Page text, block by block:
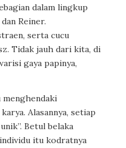
dalam lingkup
Reiner.
serta cucu
Tidak jauh dari kita, di
gaya papinya,
menghendaki
Alasannya, setiap
Betul belaka
itu kodratnya